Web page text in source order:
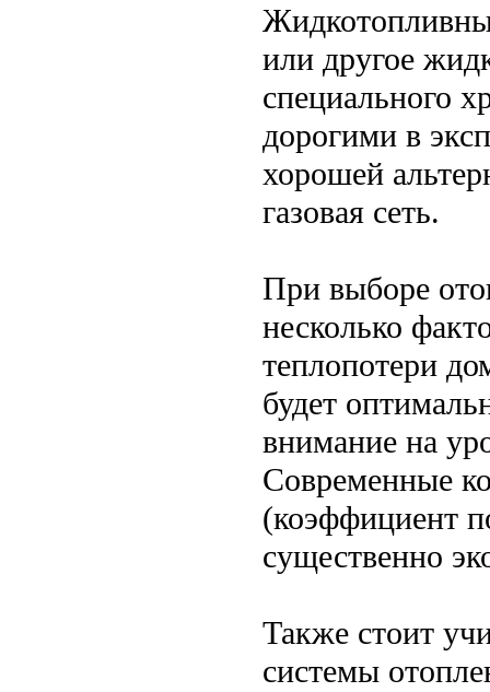
или другое
специального
дорогими в
хорошей
газовая сеть.
При выборе
несколько
теплопотери
будет
внимание на
Современные
(коэффициент
существенно
Также стоит
системы